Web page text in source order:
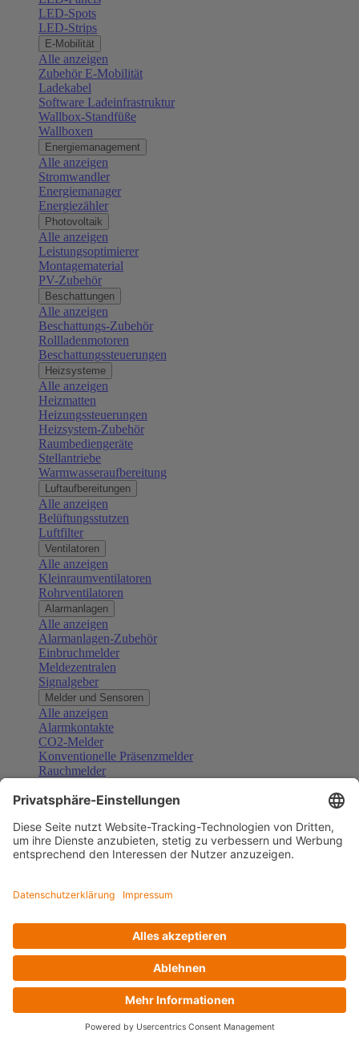
LED-Spots
LED-Strips
E-Mobilität
Alle anzeigen
Zubehör E-Mobilität
Ladekabel
Software Ladeinfrastruktur
Wallbox-Standfüße
Wallboxen
Energiemanagement
Alle anzeigen
Stromwandler
Energiemanager
Energiezähler
Photovoltaik
Alle anzeigen
Leistungsoptimierer
Montagematerial
PV-Zubehör
Beschattungen
Alle anzeigen
Beschattungs-Zubehör
Rollladenmotoren
Beschattungssteuerungen
Heizsysteme
Alle anzeigen
Heizmatten
Heizungssteuerungen
Heizsystem-Zubehör
Raumbediengeräte
Stellantriebe
Warmwasseraufbereitung
Luftaufbereitungen
Alle anzeigen
Belüftungsstutzen
Luftfilter
Ventilatoren
Alle anzeigen
Kleinraumventilatoren
Rohrventilatoren
Alarmanlagen
Alle anzeigen
Alarmanlagen-Zubehör
Einbruchmelder
Meldezentralen
Signalgeber
Melder und Sensoren
Alle anzeigen
Alarmkontakte
CO2-Melder
Konventionelle Präsenzmelder
Rauchmelder
Gefahrenmelder
Türsprechanlagen
Alle anzeigen
Außenstationen
Klingeltaster und Gongs
Sprechanlagen-Sets
Zubehör Türkommunikation
Videoüberwachung
Zubehör Videoüberwachung
Alle anzeigen